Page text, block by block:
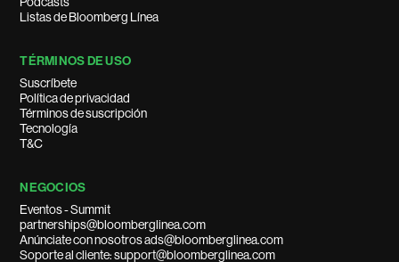
Listas de Bloomberg Línea
TÉRMINOS DE USO
Suscríbete
Política de privacidad
Términos de suscripción
Tecnología
T&C
NEGOCIOS
Eventos - Summit
partnerships@bloomberglinea.com
Anúnciate con nosotros ads@bloomberglinea.com
Soporte al cliente: support@bloomberglinea.com